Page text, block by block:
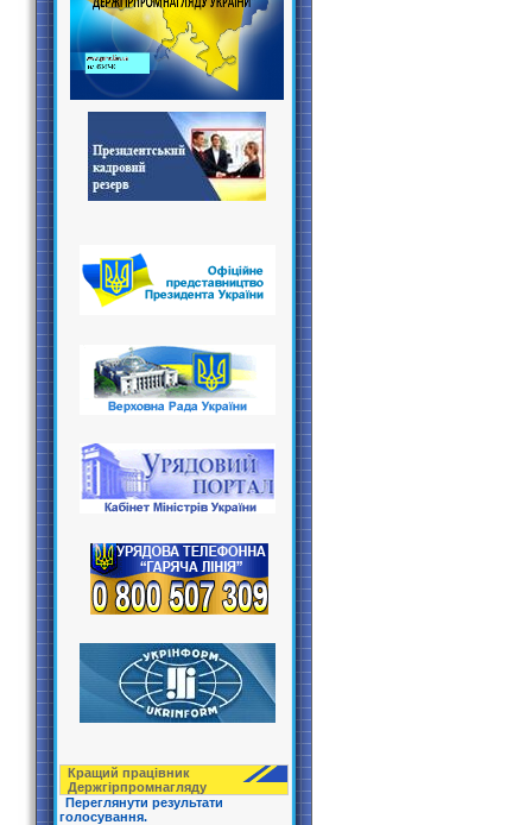
Кращий працівник
Держгірпрoмнагляду
Переглянути результати
голосування.